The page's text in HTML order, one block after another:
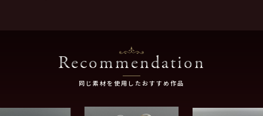
Recommendation
同じ素材を使用したおすすめ作品